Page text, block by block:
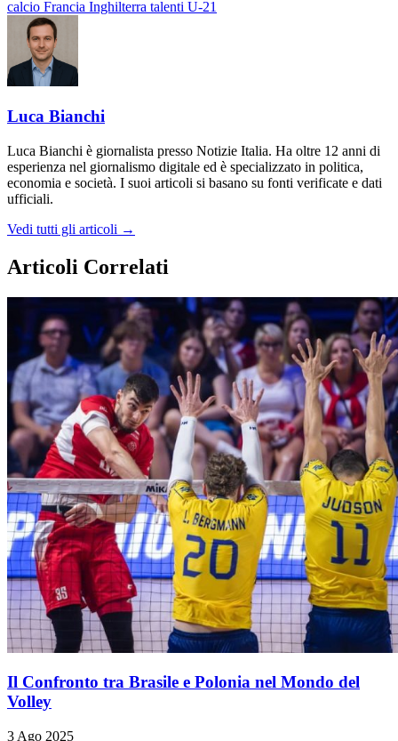
calcio Francia Inghilterra talenti U-21
Luca Bianchi
Luca Bianchi è giornalista presso Notizie Italia. Ha oltre 12 anni di
esperienza nel giornalismo digitale ed è specializzato in politica,
economia e società. I suoi articoli si basano su fonti verificate e dati
ufficiali.
Vedi tutti gli articoli →
Articoli Correlati
Il Confronto tra Brasile e Polonia nel Mondo del
Volley
3 Ago 2025